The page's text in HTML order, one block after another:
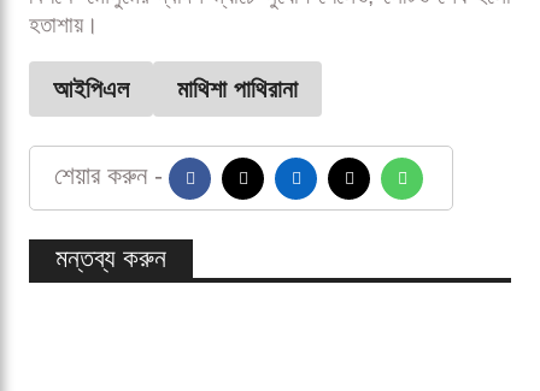
২০২৬ টি-টোয়েন্টি বিশ্বকাপেও ফিটনেস সমস্যায় ভুগেছেন
পাথিরানা। অস্ট্রেলিয়ার বিপক্ষে ম্যাচে বোলিংয়ের মাঝপথে মাঠ
ছাড়ার পর পুরো টুর্নামেন্ট থেকেই ছিটকে যান তিনি।
আইপিএলে খেলতে আসার আগেও শ্রীলঙ্কা ক্রিকেটের (এসএলসি)
কাছ থেকে অনাপত্তিপত্র (এনওসি) পেতে তাকে ক্যালফ ইনজুরির
ফিটনেস পরীক্ষা উতরাতে হয়। কেকেআরের প্রথম চার ম্যাচের পর
অনুমতি মিললেও একাদশে সুযোগ পাননি তিনি। অবশেষে গুজরাটের
বিপক্ষে মৌসুমের দ্বাদশ ম্যাচে সুযোগ পেলেও, সেটিও শেষ হলো
হতাশায়।